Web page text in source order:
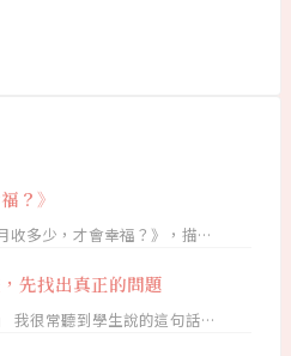
？》
收多少，才會幸福？》，描…
先找出真正的問題
我很常聽到學生說的這句話…